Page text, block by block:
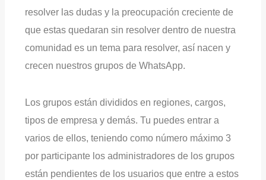
resolver las dudas y la preocupación creciente de
que estas quedaran sin resolver dentro de nuestra
comunidad es un tema para resolver, así nacen y
crecen nuestros grupos de WhatsApp.
Los grupos están divididos en regiones, cargos,
tipos de empresa y demás. Tu puedes entrar a
varios de ellos, teniendo como número máximo 3
por participante los administradores de los grupos
están pendientes de los usuarios que entre a estos